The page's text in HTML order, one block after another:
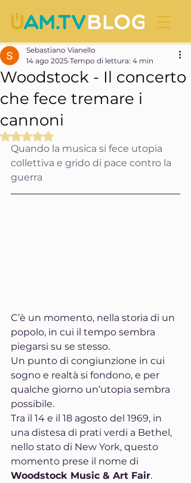
Woodstock - Il concerto
che fece tremare i
cannoni
Sebastiano Vianello
14 ago 2025 Tempo di lettura: 4 min
Valutazione NaN stelle su 5.
Quando la musica si fece utopia
collettiva e grido di pace contro la
guerra
C’è un momento, nella storia di un
popolo, in cui il tempo sembra
piegarsi su se stesso.
Un punto di congiunzione in cui
sogno e realtà si fondono, e per
qualche giorno un’utopia sembra
possibile.
Tra il 14 e il 18 agosto del 1969, in
una distesa di prati verdi a Bethel,
nello stato di New York, questo
momento prese il nome di
Woodstock Music & Art Fair.